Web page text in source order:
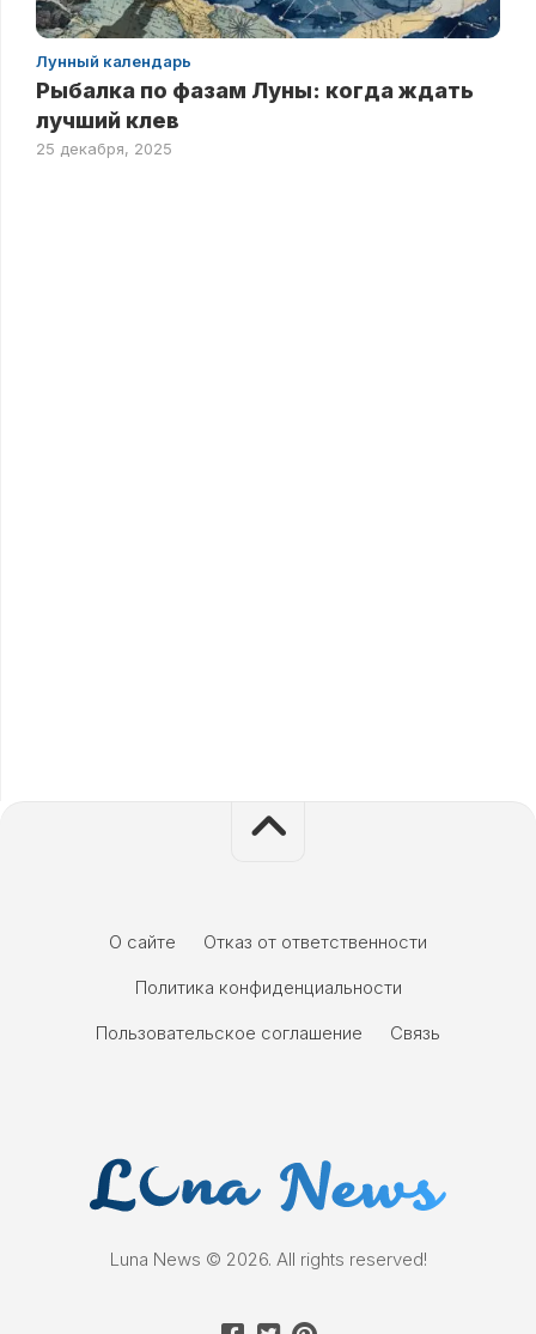
Лунный календарь
Рыбалка по фазам Луны: когда ждать
лучший клев
25 декабря, 2025
О сайте
Отказ от ответственности
Политика конфиденциальности
Пользовательское соглашение
Связь
Luna News © 2026. All rights reserved!